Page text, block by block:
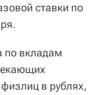
ставки по
по вкладам
в рублях,